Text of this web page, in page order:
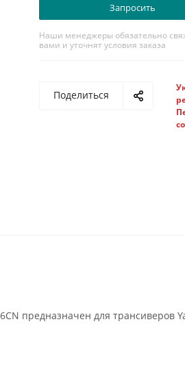
Запросить
Наши менеджеры обязательно
вами и уточнят условия заказа
Поделиться
предназначен для трансиверов